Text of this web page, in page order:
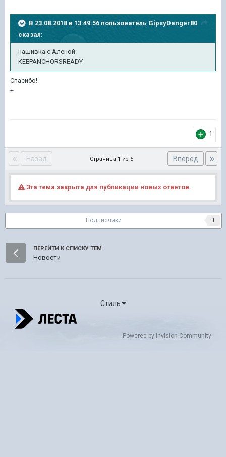
В 23.08.2018 в 13:49:56 пользователь GipsyDanger80
сказал:
нашивка с Аленой:
KEEPANCHORSREADY
Спасибо!
+
1
Назад Вперёд
Страница 1 из 5
Эта тема закрыта для публикации новых ответов.
Подписчики 1
ПЕРЕЙТИ К СПИСКУ ТЕМ
Новости
Стиль
Powered by Invision Community